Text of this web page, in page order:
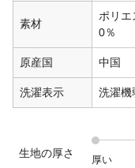
素材
ポリ
0％
原産国 中国
洗濯表示 洗濯
生地の厚さ
厚い